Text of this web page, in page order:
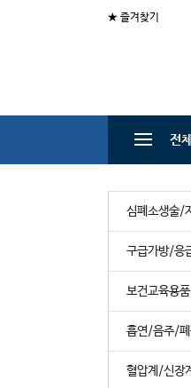
★ 즐겨찾기
전
심폐소생술/
구급가방/응
보건교육용품
흡연/음주/폐
혈압계/신장